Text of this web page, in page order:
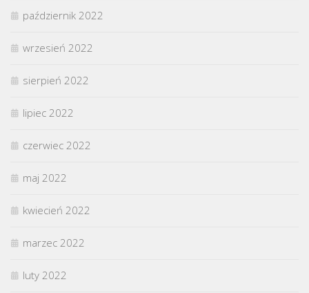
październik 2022
wrzesień 2022
sierpień 2022
lipiec 2022
czerwiec 2022
maj 2022
kwiecień 2022
marzec 2022
luty 2022